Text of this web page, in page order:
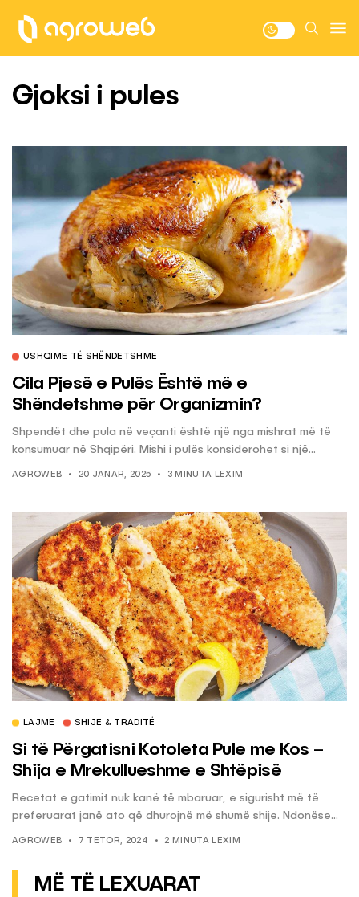
Gjoksi i pules
USHQIME TË SHËNDETSHME
Cila Pjesë e Pulës Është më e
Shëndetshme për Organizmin?
Shpendët dhe pula në veçanti është një nga mishrat më të
konsumuar në Shqipëri. Mishi i pulës konsiderohet si një...
AGROWEB 20 JANAR, 2025 3 MINUTA LEXIM
LAJME SHIJE & TRADITË
Si të Përgatisni Kotoleta Pule me Kos –
Shija e Mrekullueshme e Shtëpisë
Recetat e gatimit nuk kanë të mbaruar, e sigurisht më të
preferuarat janë ato që dhurojnë më shumë shije. Ndonëse...
AGROWEB 7 TETOR, 2024 2 MINUTA LEXIM
MË TË LEXUARAT